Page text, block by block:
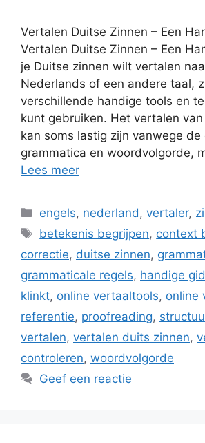
Vertalen Duitse Zinnen – Een
Vertalen Duitse Zinnen – Een
je Duitse zinnen wilt vertalen
Nederlands of een andere taal,
verschillende handige tools en
kunt gebruiken. Het vertalen
kan soms lastig zijn vanwege de
grammatica en woordvolgorde,
Lees meer
Categorieën
engels, nederland ,vertaler,
Tags
betekenis begrijpen, context
correctie, duitse zinnen,
grammaticale regels, handige
klinkt, online vertaaltools, online
referentie, proofreading,
vertalen, vertalen duits zinnen,
controleren, woordvolgorde
Geef een reactie